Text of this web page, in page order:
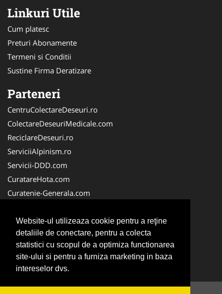
Website-ul utilizeaza cookie pentru a reţine
detaliile de conectare, pentru a colecta
statistici cu scopul de a optimiza functionarea
site-ului si pentru a furniza marketing in baza
intereselor dvs.
Linkuri Utile
Cum platesc
Preturi Abonamente
Termeni si Conditii
Sustine Firma Deratizare
Parteneri
CentruColectareDeseuri.ro
ColectareDeseuriMedicale.com
ReciclareDeseuri.ro
ServiciiAlpinism.ro
Servicii-DDD.com
CuratareHota.com
Curatenie-Generala.com
Spalatorie-Covoare.com
Spalatorie-Curatatorie.ro
Spalatorie-Curatatorie.com
Servicii-Deratizare.com